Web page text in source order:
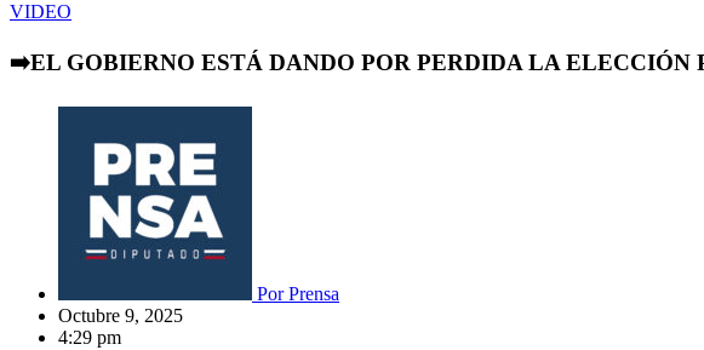
VIDEO
➡️EL GOBIERNO ESTÁ DANDO POR PERDIDA LA
PorPrensa
Octubre 9, 2025
4:29 pm